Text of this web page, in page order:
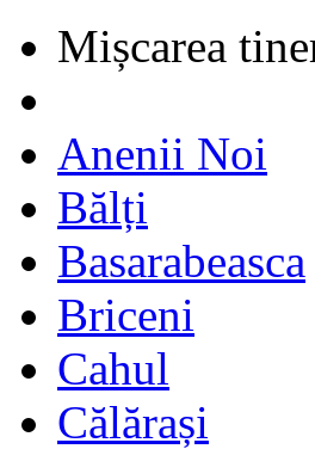
Mișcarea
Anenii Noi
Bălți
Basarabeasca
Briceni
Cahul
Călărași